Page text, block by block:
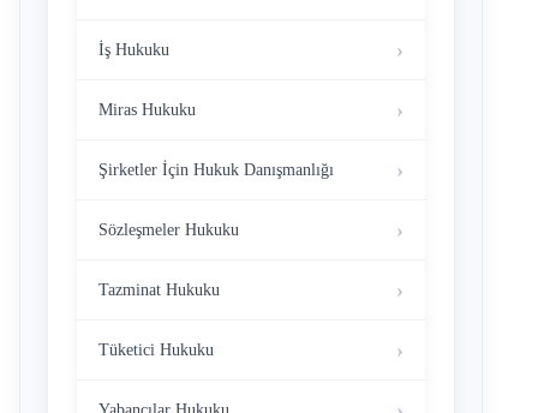
İş Hukuku
Miras Hukuku
Şirketler İçin Hukuk Danışmanlığı
Sözleşmeler Hukuku
Tazminat Hukuku
Tüketici Hukuku
Yabancılar Hukuku